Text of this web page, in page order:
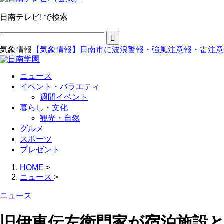
日南テレビ! で検索
気象情報 【気象情報】日南市に波浪警報・強風注意報・雷注
ニュース
イベント・バラエティ
週間イベント
暮らし・文化
観光・自然
グルメ
スポーツ
プレゼント
HOME >
ニュース >
ニュース